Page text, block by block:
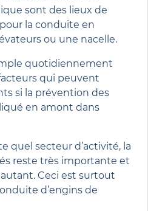
sont des lieux de
la conduite en
ou une nacelle.
quotidiennement
qui peuvent
si la prévention des
en amont dans
quel secteur d’activité, la
reste très importante et
Ceci est surtout
d’engins de